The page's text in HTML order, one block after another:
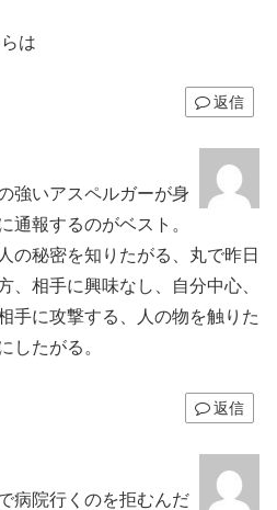
は
返信
強いアスペルガーが身
通報するのがベスト。
の秘密を知りたがる、丸で昨日
、相手に興味なし、自分中心、
手に攻撃する、人の物を触りた
したがる。
返信
病院行くのを拒むんだ